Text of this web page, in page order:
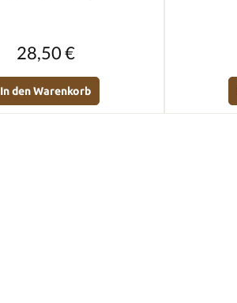
28,50 €
In den Warenkorb